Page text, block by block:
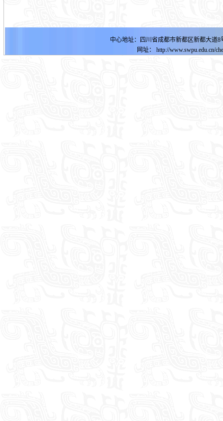
中心地址：四川省成都市新都区新都大
网址：
http://www.swpu.edu.cn/